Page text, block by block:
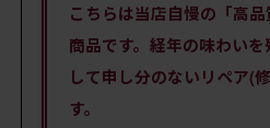
こちらは当店自慢の「高
商品です。経年の味わい
して申し分のないリペア(
す。